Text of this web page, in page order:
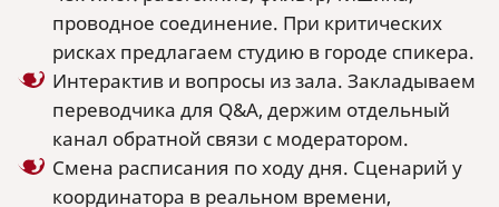
проводное соединение. При критических
рисках предлагаем студию в городе спикера.
Интерактив и вопросы из зала. Закладываем
переводчика для Q&A, держим отдельный
канал обратной связи с модератором.
Смена расписания по ходу дня. Сценарий у
координатора в реальном времени,